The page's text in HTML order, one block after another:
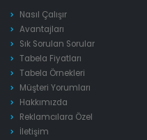
Nasıl Çalışır
Avantajları
Sık Sorulan Sorular
Tabela Fiyatları
Tabela Örnekleri
Müşteri Yorumları
Hakkımızda
Reklamcılara Özel
İletişim